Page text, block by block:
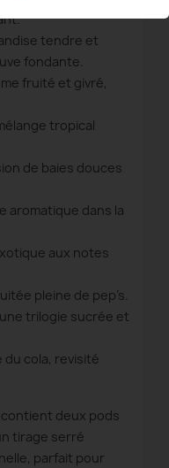
tendre et
fondante.
fruité et givré,
tropical
de baies douces
aromatique dans la
aux notes
pleine de pep’s.
trilogie sucrée et
du cola, revisité
contient deux pods
tirage serré
parfait pour